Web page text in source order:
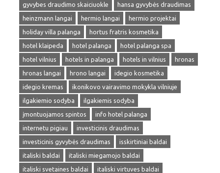
gyvybes draudimo skaiciuokle
hansa gyvybės draudimas
heinzmann langai
hermio langai
hermio projektai
holiday villa palanga
hortus fratris kosmetika
hotel klaipeda
hotel palanga
hotel palanga spa
hotel vilnius
hotels in palanga hotels in vilnius
hronas
hronas langai
hrono langai
idegio kosmetika
idegio kremas
ikonikovo vairavimo mokykla vilniuje
ilgakiemio sodyba
ilgakiemis sodyba
įmontuojamos spintos
info hotel palanga
internetu pigiau
investicinis draudimas
investicinis gyvybės draudimas
isskirtiniai baldai
italiski baldai
italiski miegamojo baldai
italiski svetaines baldai
italiski virtuves baldai